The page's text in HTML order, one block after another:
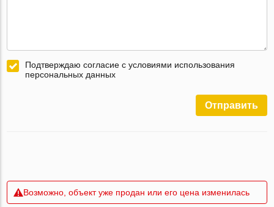
Подтверждаю согласие с условиями использования
персональных данных
Отправить
Возможно, объект уже продан или его цена изменилась